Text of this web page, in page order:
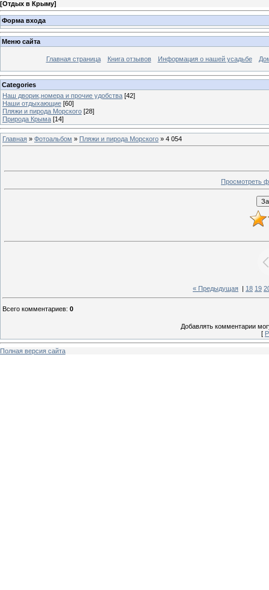
[Отдых в Крыму]
Форма входа
Меню сайта
Главная страница Книга отзывов Информация о нашей усадьбе
Categories
Наш дворик,номера и прочие удобства [42]
Наши отдыхающие [60]
Пляжи и пирода Морского [28]
Природа Крыма [14]
Главная » Фотоальбом » Пляжи и пирода Морского » 4 054
Просмотреть
« Предыдущая 18 19
Всего комментариев: 0
Добавлять комментарии
[
Полная версия сайта